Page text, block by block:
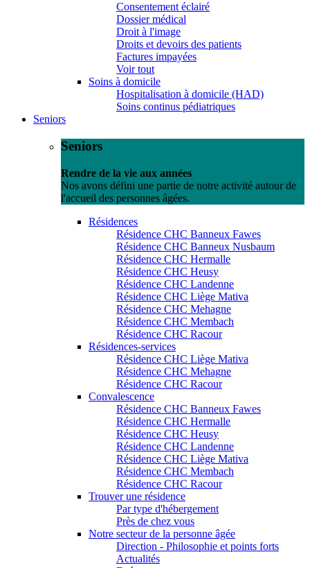
Consentement éclairé
Dossier médical
Droit à l'image
Droits et devoirs des patients
Factures impayées
Voir tout
Soins à domicile
Hospitalisation à domicile (HAD)
Soins continus pédiatriques
Seniors
Seniors
Rendre de la vie aux années
Nos avons défini une partie de notre activité autour de
l'accueil des personnes âgées.
Résidences
Résidence CHC Banneux Fawes
Résidence CHC Banneux Nusbaum
Résidence CHC Hermalle
Résidence CHC Heusy
Résidence CHC Landenne
Résidence CHC Liège Mativa
Résidence CHC Mehagne
Résidence CHC Membach
Résidence CHC Racour
Résidences-services
Résidence CHC Liège Mativa
Résidence CHC Mehagne
Résidence CHC Racour
Convalescence
Résidence CHC Banneux Fawes
Résidence CHC Hermalle
Résidence CHC Heusy
Résidence CHC Landenne
Résidence CHC Liège Mativa
Résidence CHC Membach
Résidence CHC Racour
Trouver une résidence
Par type d'hébergement
Près de chez vous
Notre secteur de la personne âgée
Direction - Philosophie et points forts
Actualités